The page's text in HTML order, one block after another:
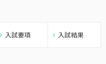
入試要項 入試結果